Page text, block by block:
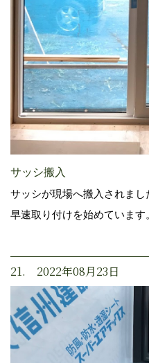
サッシ搬入
サッシが現場へ搬入されまし
早速取り付けを始めています
21. 2022年08月23日